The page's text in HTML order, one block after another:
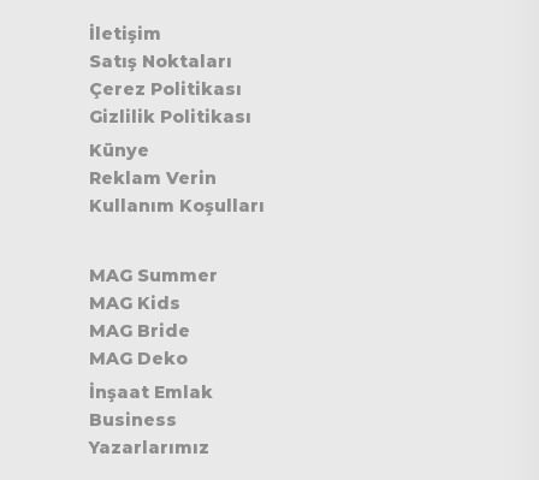
İletişim
Satış Noktaları
Çerez Politikası
Gizlilik Politikası
Künye
Reklam Verin
Kullanım Koşulları
MAG Summer
MAG Kids
MAG Bride
MAG Deko
İnşaat Emlak
Business
Yazarlarımız